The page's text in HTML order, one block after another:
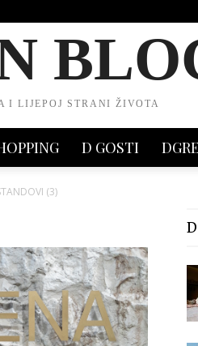
I LIJEPOJ STRANI ŽIVOTA
D GOSTI
(3)